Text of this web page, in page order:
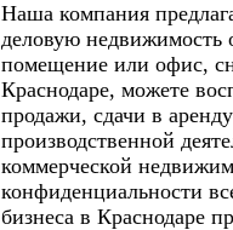
Наша компания
деловую недвижимость
помещение или офис,
Краснодаре, можете
продажи, сдачи в
производственной
коммерческой
конфиденциальности
бизнеса в Краснодаре